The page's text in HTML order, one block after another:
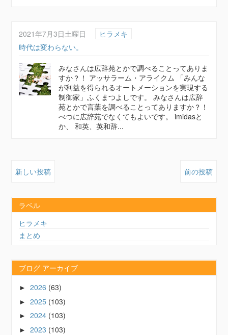
2021年7月3日土曜日
ヒラメキ
時代は変わらない。
みなさんは広辞苑とかで調べることってありま
すか？！ アッサラーム・アライクム 「みんな
が利益を得られるオートメーションを実現する
制御家」ふくまつよしです。 みなさんは広辞
苑とかで言葉を調べることってありますか？！
べつに広辞苑でなくてもよいです。 imidasと
か、 和英、英和辞...
新しい投稿 前の投稿
ラベル
ヒラメキ
まとめ
ブログ アーカイブ
►2026 (63)
►2025 (103)
►2024 (103)
►2023 (103)